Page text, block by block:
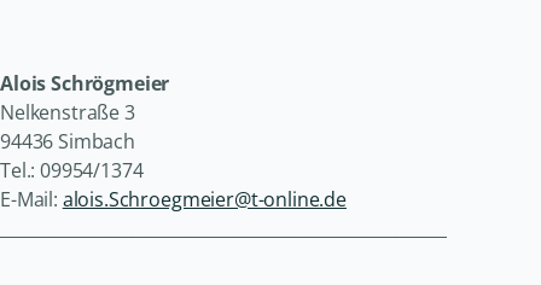
Alois Schrögmeier
Nelkenstraße 3
94436 Simbach
Tel.: 09954/1374
E-Mail: alois.Schroegmeier@t-online.de